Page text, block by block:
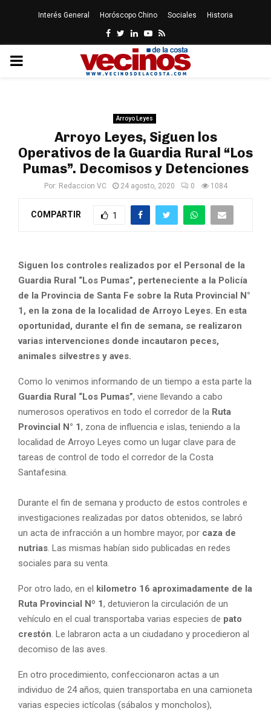
Interés General Horóscopo Chino Sociales Historia
Facebook
Twitter
LinkedinYoutube
Rss
PRIMARY
Arroyo Leyes
Arroyo Leyes, Siguen los
Operativos de la Guardia Rural “Los
Pumas”. Decomisos y Detenciones
Por: Redaccion VC 24 agosto, 2020 0 1084
COMPARTIR 1
Siguen los controles realizados por el Personal de la
Guardia Rural “Los Pumas”, perteneciente a la Policía
de la Provincia de Santa Fe sobre la Ruta Provincial N°
1, en la zona de la localidad de Arroyo Leyes. En esta
oportunidad, durante el fin de semana, se realizaron
varias intervenciones donde incautaron peces,
animales silvestres y aves.
Como lo venimos informando de un tiempo a esta parte la
Guardia Rural “Los Pumas”, viene llevando a cabo
numerosos operativos en todo el corredor de la Ruta
Provincial N° 1, zona de influencia e islas, teniendo a la
localidad de Arroyo Leyes como un lugar clave para de
tareas de control de todo el corredor de la Costa
Santafesina.
Durante el fin de semana y producto de estos controles e
investigaciones realizadas por datos obtenidos, se labró
un acta de infracción a un hombre mayor, por caza de
nutrias . Las mismas habían sido publicadas en redes
sociales para su venta.
Por otro lado, en el kilometro 16 aproximadamente de la
Ruta Provincial Nº 1, detuvieron la circulación de un
vehículo en el cual transportaba varias especies de pato
crestón . Le labraron acta a un ciudadano y procedieron al
decomiso de las aves.
En otro procedimiento, confeccionaron actas a un
individuo de 24 años, quien transportaba en una camioneta
varias especies ictícolas (sábalos y moncholos),